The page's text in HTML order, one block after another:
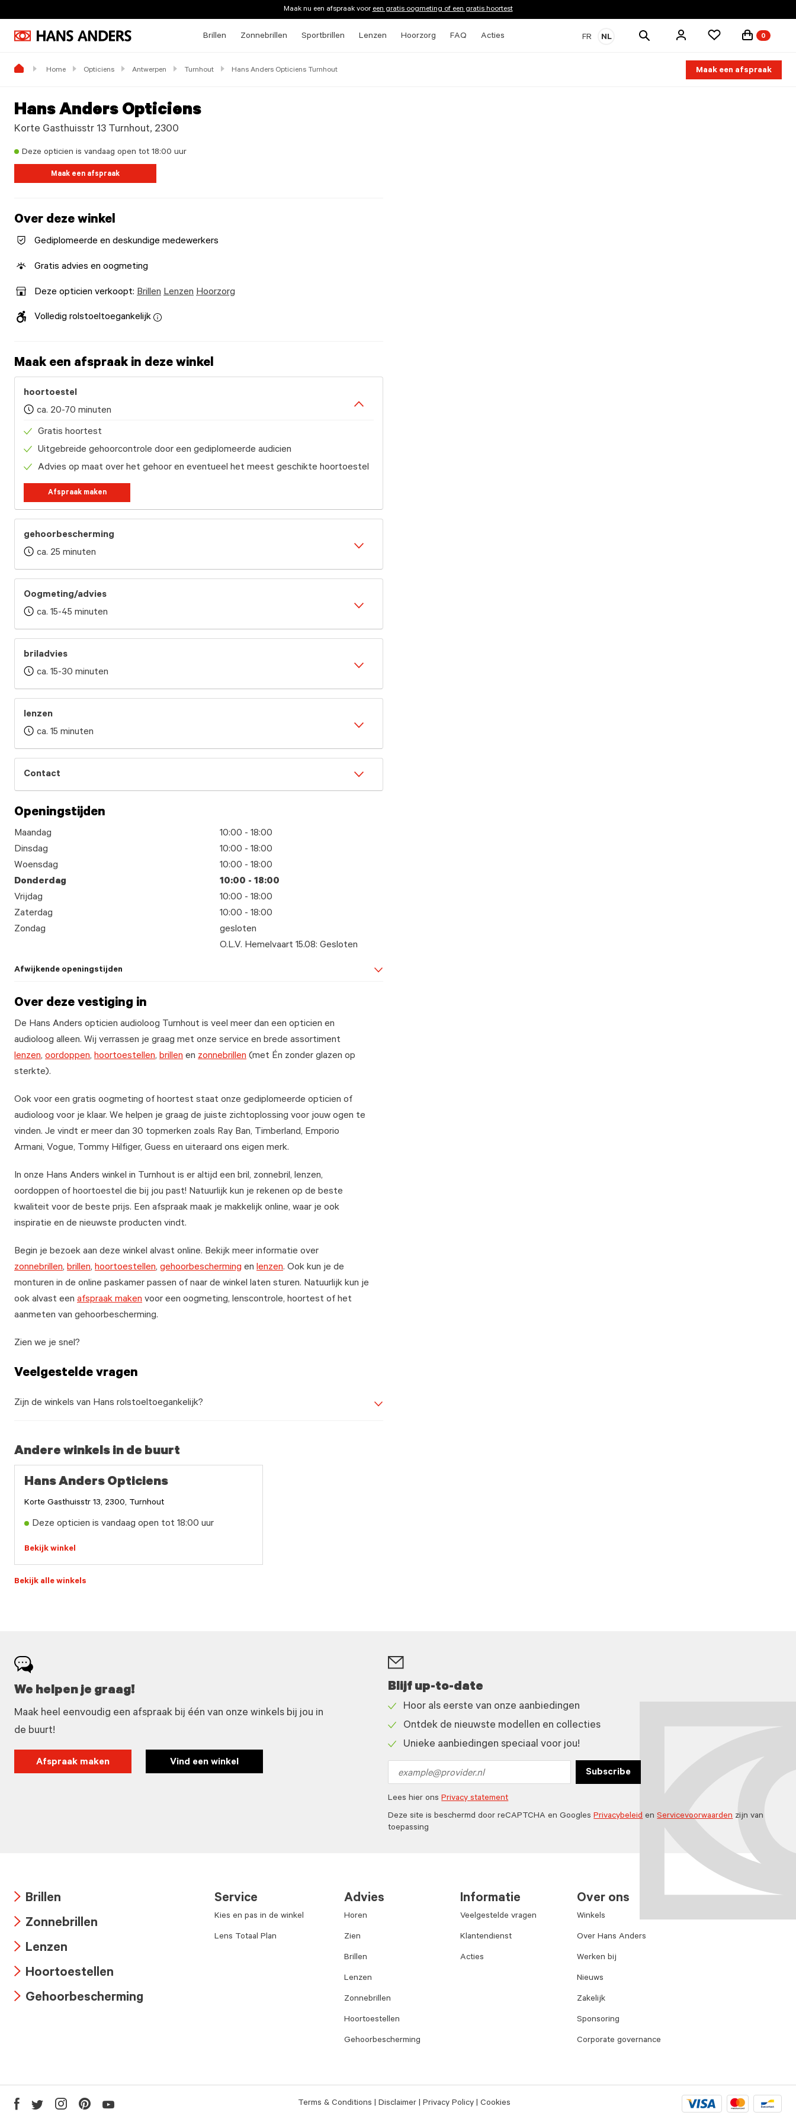
Maak nu een afspraak vooreen gratis oogmeting of een gratis hoortest
Brillen Zonnebrillen Sportbrillen Lenzen Hoorzorg FAQ Acties FR NL
Zoek
0
Home Opticiens Antwerpen Turnhout Hans Anders Opticiens Turnhout Maak een afspraak
Hans Anders Opticiens
Korte Gasthuisstr 13 Turnhout, 2300
Deze opticien is vandaag open tot 18:00 uur
Maak een afspraak
Over deze winkel
Gediplomeerde en deskundige medewerkers
Gratis advies en oogmeting
Deze opticien verkoopt: Brillen Lenzen Hoorzorg
Volledig rolstoeltoegankelijk
Maak een afspraak in deze winkel
hoortoestel
ca. 20-70 minuten
Gratis hoortest
Uitgebreide gehoorcontrole door een gediplomeerde audicien
Advies op maat over het gehoor en eventueel het meest geschikte hoortoestel
Afspraak maken
gehoorbescherming
ca. 25 minuten
Oogmeting/advies
ca. 15-45 minuten
briladvies
ca. 15-30 minuten
lenzen
ca. 15 minuten
Contact
Openingstijden
Maandag
10:00 - 18:00
Dinsdag
10:00 - 18:00
Woensdag
10:00 - 18:00
Donderdag
10:00 - 18:00
Vrijdag
10:00 - 18:00
Zaterdag
10:00 - 18:00
Zondag
gesloten
O.L.V. Hemelvaart 15.08: Gesloten
Afwijkende openingstijden
Over deze vestiging in
De Hans Anders opticien audioloog Turnhout is veel meer dan een opticien en
audioloog alleen. Wij verrassen je graag met onze service en brede assortiment
lenzen, oordoppen, hoortoestellen, brillen en zonnebrillen (met Én zonder glazen op
sterkte).
Ook voor een gratis oogmeting of hoortest staat onze gediplomeerde opticien of
audioloog voor je klaar. We helpen je graag de juiste zichtoplossing voor jouw ogen te
vinden. Je vindt er meer dan 30 topmerken zoals Ray Ban, Timberland, Emporio
Armani, Vogue, Tommy Hilfiger, Guess en uiteraard ons eigen merk.
In onze Hans Anders winkel in Turnhout is er altijd een bril, zonnebril, lenzen,
oordoppen of hoortoestel die bij jou past! Natuurlijk kun je rekenen op de beste
kwaliteit voor de beste prijs. Een afspraak maak je makkelijk online, waar je ook
inspiratie en de nieuwste producten vindt.
Begin je bezoek aan deze winkel alvast online. Bekijk meer informatie over
zonnebrillen, brillen, hoortoestellen, gehoorbescherming en lenzen. Ook kun je de
monturen in de online paskamer passen of naar de winkel laten sturen. Natuurlijk kun je
ook alvast een afspraak maken voor een oogmeting, lenscontrole, hoortest of het
aanmeten van gehoorbescherming.
Zien we je snel?
Veelgestelde vragen
Zijn de winkels van Hans rolstoeltoegankelijk?
Andere winkels in de buurt
Hans Anders Opticiens
Korte Gasthuisstr 13, 2300, Turnhout
Deze opticien is vandaag open tot 18:00 uur
Bekijk winkel
Bekijk alle winkels
We helpen je graag!
Maak heel eenvoudig een afspraak bij één van onze winkels bij jou in
de buurt!
Afspraak maken Vind een winkel
Blijf up-to-date
icon
Hoor als eerste van onze aanbiedingen
icon
Ontdek de nieuwste modellen en collecties
Unieke aanbiedingen speciaal voor jou!
address
Subscribe
Lees hier onsPrivacy statement
Deze site is beschermd door reCAPTCHA en GooglesPrivacybeleidenServicevoorwaardenzijn van
toepassing
icon
Brillen
icon
Zonnebrillen
icon
Lenzen
icon
Hoortoestellen
Gehoorbescherming
Service
Kies en pas in de winkel
Lens Totaal Plan
Advies
Horen
Zien
Brillen
Lenzen
Zonnebrillen
Hoortoestellen
Gehoorbescherming
Informatie
Veelgestelde vragen
Klantendienst
Acties
Over ons
Winkels
Over Hans Anders
Werken bij
Nieuws
Zakelijk
Sponsoring
Corporate governance
Terms & Conditions Disclaimer Privacy Policy Cookies
Visa
logo
Mastercard
logo
logo